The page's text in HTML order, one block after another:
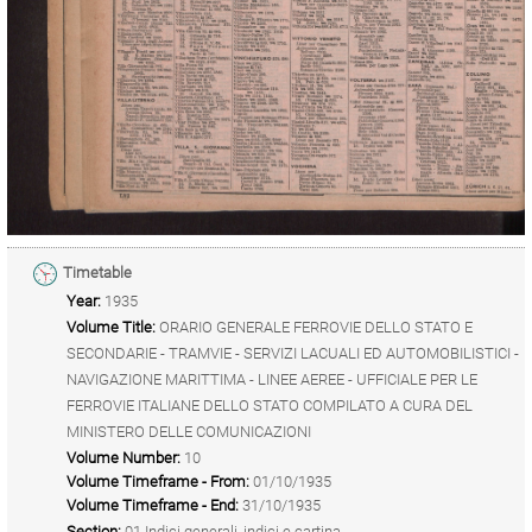
Timetable
Year: 1935
Volume Title: ORARIO GENERALE FERROVIE DELLO STATO E
SECONDARIE - TRAMVIE - SERVIZI LACUALI ED AUTOMOBILISTICI -
NAVIGAZIONE MARITTIMA - LINEE AEREE - UFFICIALE PER LE
FERROVIE ITALIANE DELLO STATO COMPILATO A CURA DEL
MINISTERO DELLE COMUNICAZIONI
Volume Number: 10
Volume Timeframe - From: 01/10/1935
Volume Timeframe - End: 31/10/1935